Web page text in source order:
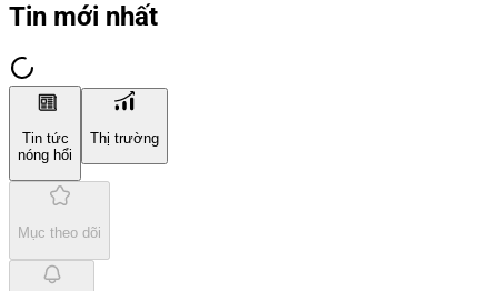
Tin mới nhất
Tin tức
nóng hổi
Thị trường
Mục theo dõi